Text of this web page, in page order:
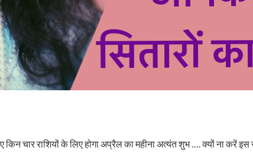
किन चार राशियों के लिए होगा अप्रैल का महीना अत्यंत शुभ …. क्यों ना करें